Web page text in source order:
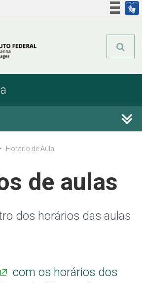
Horário de Aula
de aulas
dos horários das aulas
com os horários dos